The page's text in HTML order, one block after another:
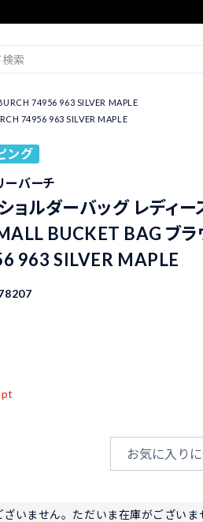
74956 963 SILVER MAPLE
74956 963 SILVER MAPLE
ング
ーバーチ
ョルダーバッグ レディー
BUCKET BAG ブラ
963 SILVER MAPLE
pt
お気に入り
いません。ただいま在庫がございま